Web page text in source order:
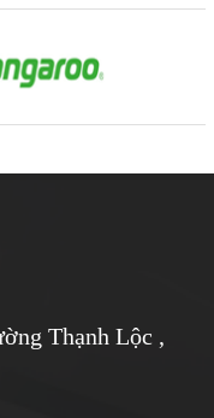
Thạnh Lộc ,